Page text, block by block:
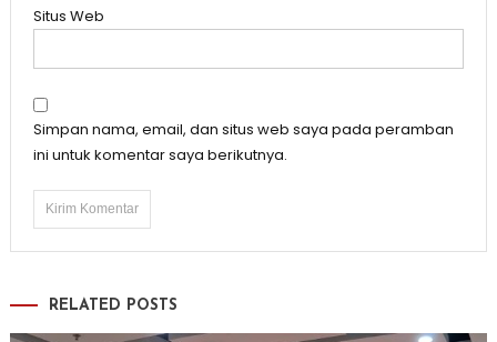
Situs Web
Simpan nama, email, dan situs web saya pada peramban
ini untuk komentar saya berikutnya.
RELATED POSTS